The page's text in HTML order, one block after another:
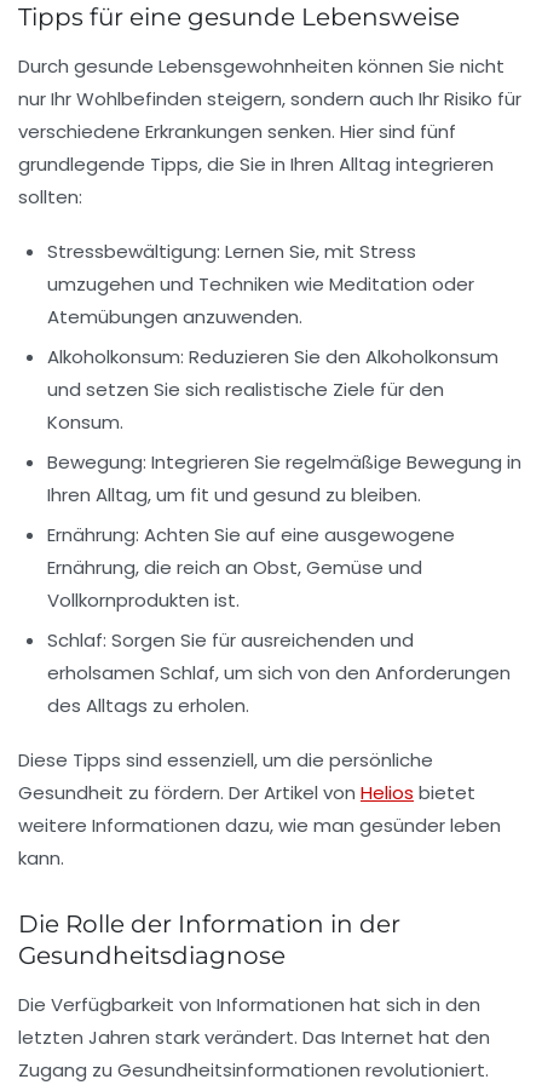
Tipps für eine gesunde Lebensweise
Durch gesunde Lebensgewohnheiten können Sie nicht
nur Ihr Wohlbefinden steigern, sondern auch Ihr Risiko für
verschiedene Erkrankungen senken. Hier sind fünf
grundlegende Tipps, die Sie in Ihren Alltag integrieren
sollten:
Stressbewältigung: Lernen Sie, mit Stress
umzugehen und Techniken wie Meditation oder
Atemübungen anzuwenden.
Alkoholkonsum: Reduzieren Sie den Alkoholkonsum
und setzen Sie sich realistische Ziele für den
Konsum.
Bewegung: Integrieren Sie regelmäßige Bewegung in
Ihren Alltag, um fit und gesund zu bleiben.
Ernährung: Achten Sie auf eine ausgewogene
Ernährung, die reich an Obst, Gemüse und
Vollkornprodukten ist.
Schlaf: Sorgen Sie für ausreichenden und
erholsamen Schlaf, um sich von den Anforderungen
des Alltags zu erholen.
Diese Tipps sind essenziell, um die persönliche
Gesundheit zu fördern. Der Artikel von Helios bietet
weitere Informationen dazu, wie man gesünder leben
kann.
Die Rolle der Information in der
Gesundheitsdiagnose
Die Verfügbarkeit von Informationen hat sich in den
letzten Jahren stark verändert. Das Internet hat den
Zugang zu Gesundheitsinformationen revolutioniert.